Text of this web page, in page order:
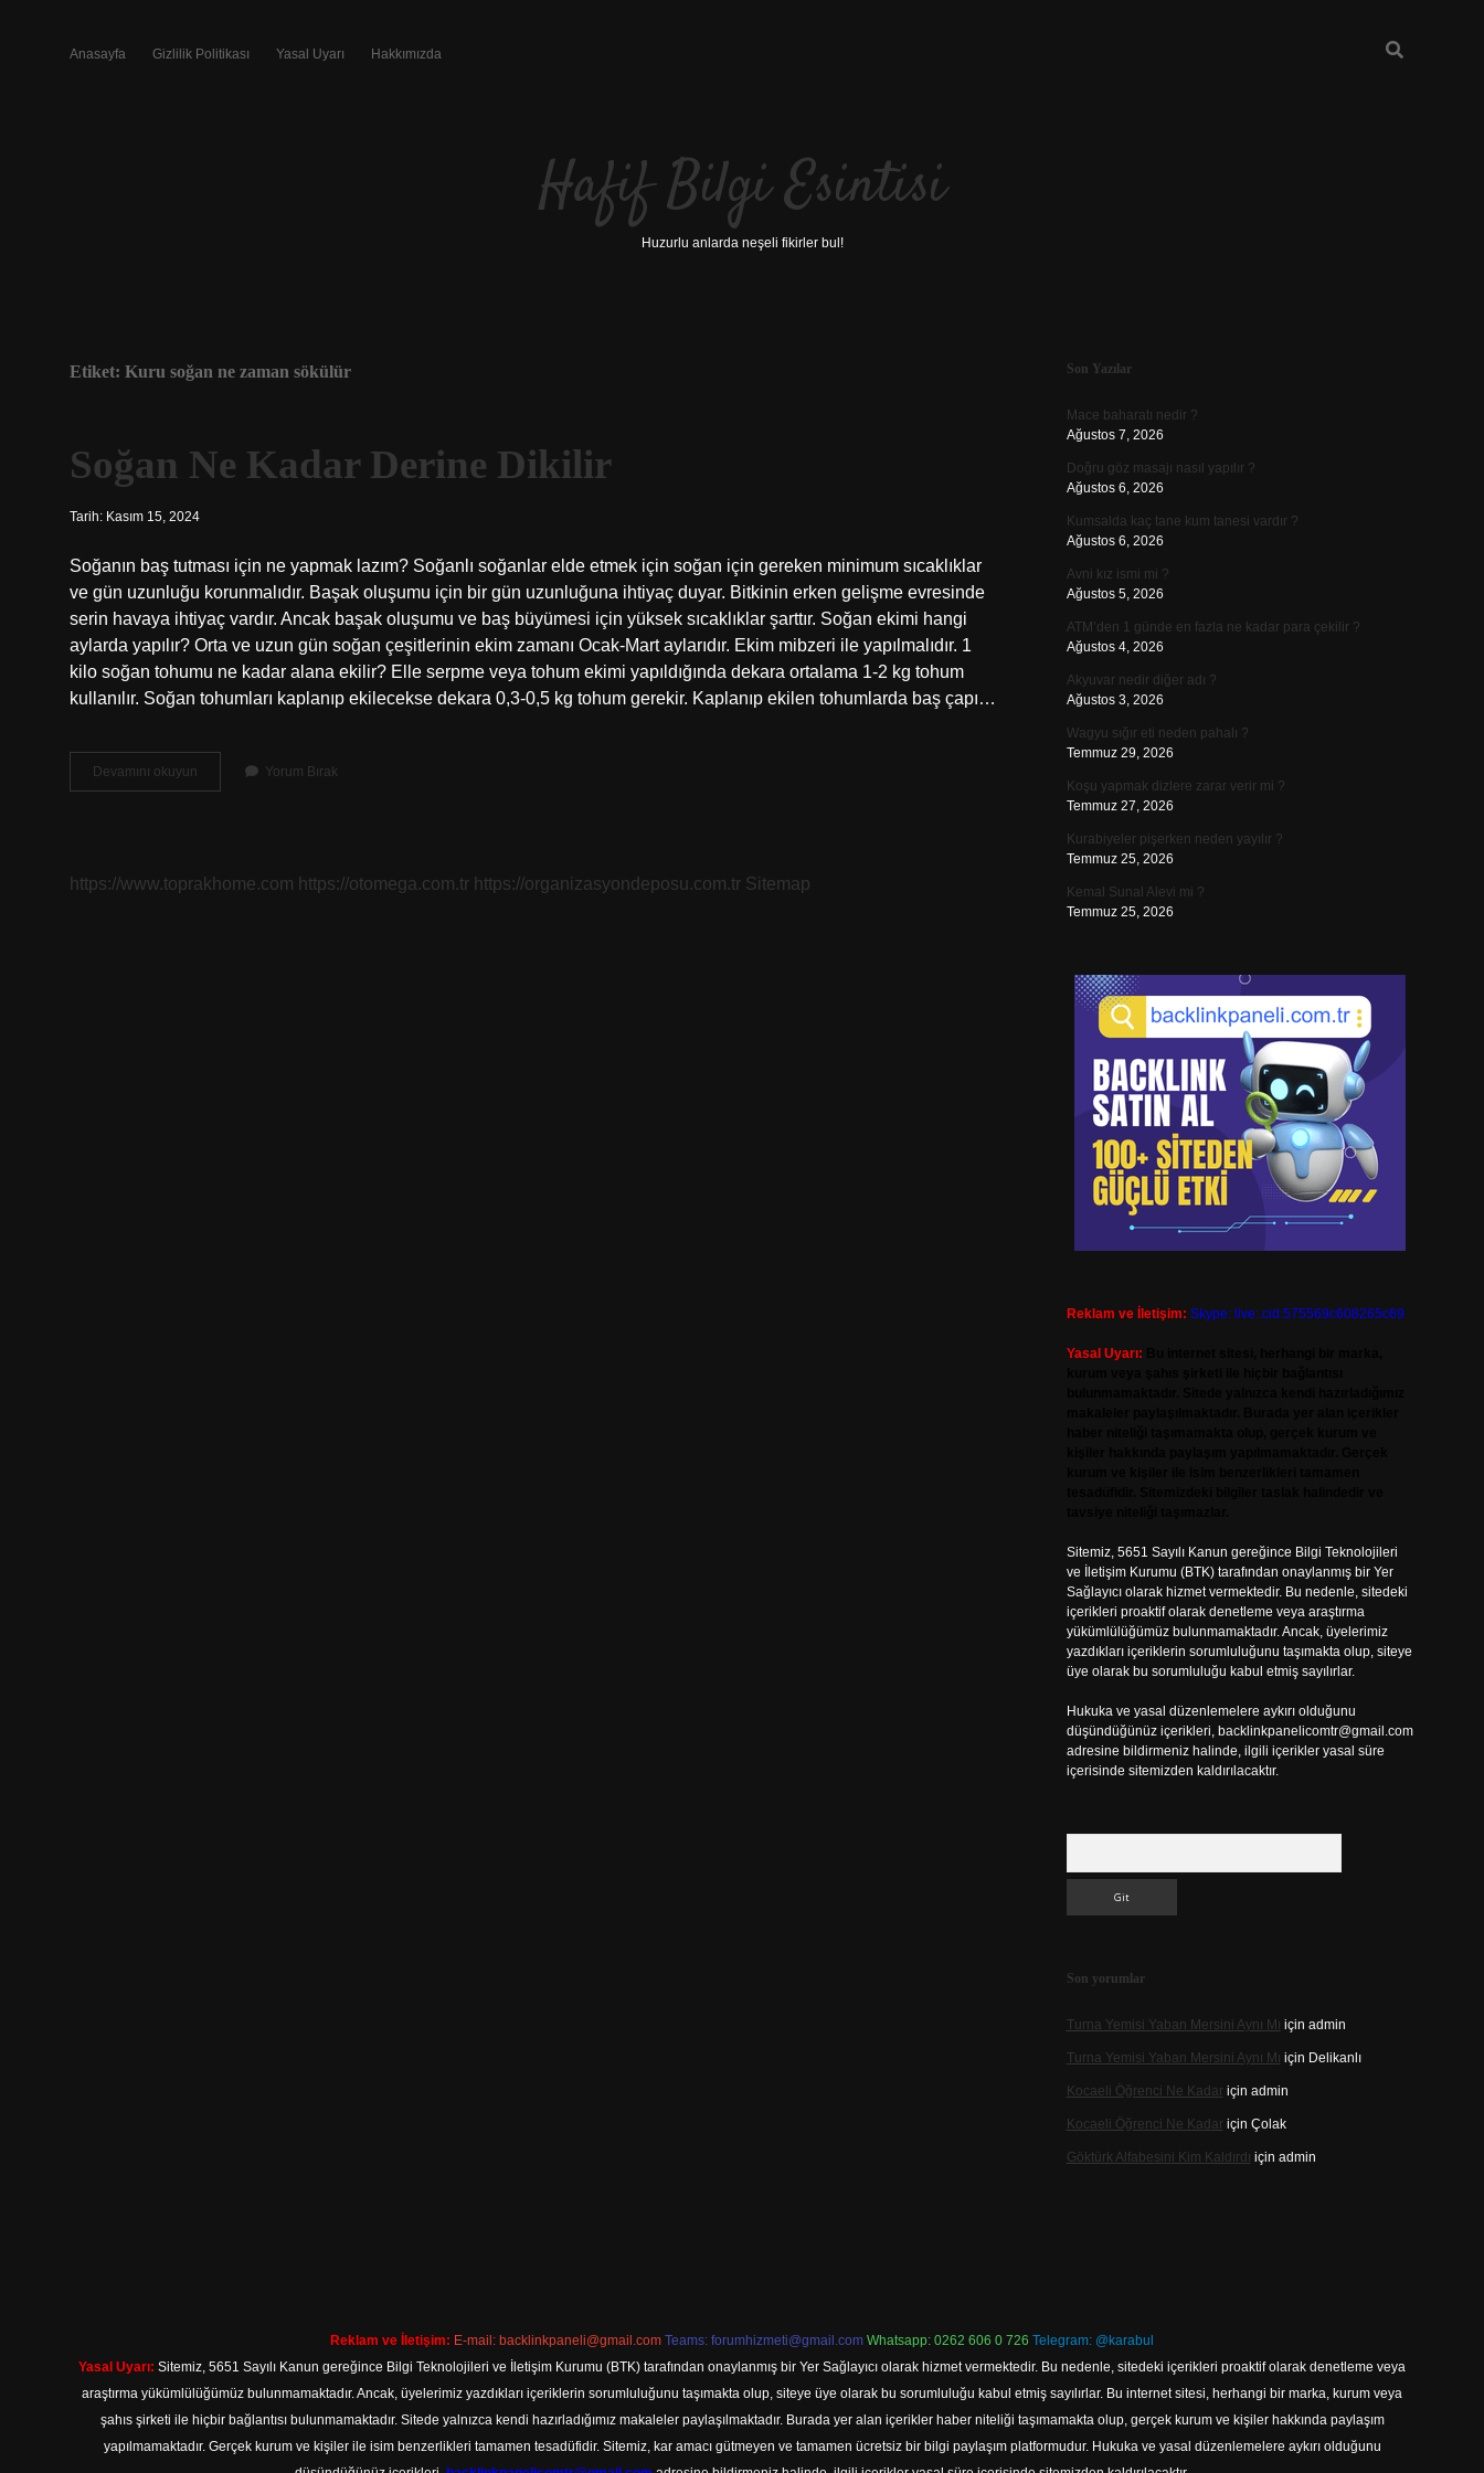
Anasayfa Gizlilik Politikası Yasal Uyarı Hakkımızda
Hafif Bilgi Esintisi
Huzurlu anlarda neşeli fikirler bul!
Etiket: Kuru soğan ne zaman sökülür
Soğan Ne Kadar Derine Dikilir
Tarih: Kasım 15, 2024
Soğanın baş tutması için ne yapmak lazım? Soğanlı soğanlar elde etmek için soğan için gereken minimum sıcaklıklar
ve gün uzunluğu korunmalıdır. Başak oluşumu için bir gün uzunluğuna ihtiyaç duyar. Bitkinin erken gelişme evresinde
serin havaya ihtiyaç vardır. Ancak başak oluşumu ve baş büyümesi için yüksek sıcaklıklar şarttır. Soğan ekimi hangi
aylarda yapılır? Orta ve uzun gün soğan çeşitlerinin ekim zamanı Ocak-Mart aylarıdır. Ekim mibzeri ile yapılmalıdır. 1
kilo soğan tohumu ne kadar alana ekilir? Elle serpme veya tohum ekimi yapıldığında dekara ortalama 1-2 kg tohum
kullanılır. Soğan tohumları kaplanıp ekilecekse dekara 0,3-0,5 kg tohum gerekir. Kaplanıp ekilen tohumlarda baş çapı…
Devamını okuyun
Ne
Yorum Bırak
https://www.toprakhome.com https://otomega.com.tr https://organizasyondeposu.com.tr Sitemap
Sidebar
Son Yazılar
Mace baharatı nedir ?
Ağustos 7, 2026
Doğru göz masajı nasıl yapılır ?
Ağustos 6, 2026
Kumsalda kaç tane kum tanesi vardır ?
Ağustos 6, 2026
Avni kız ismi mi ?
Ağustos 5, 2026
ATM’den 1 günde en fazla ne kadar para çekilir ?
Ağustos 4, 2026
Akyuvar nedir diğer adı ?
Ağustos 3, 2026
Wagyu sığır eti neden pahalı ?
Temmuz 29, 2026
Koşu yapmak dizlere zarar verir mi ?
Temmuz 27, 2026
Kurabiyeler pişerken neden yayılır ?
Temmuz 25, 2026
Kemal Sunal Alevi mi ?
Temmuz 25, 2026
Reklam ve İletişim: Skype: live:.cid.575569c608265c69
Yasal Uyarı:
Sitemiz, 5651 Sayılı Kanun gereğince Bilgi Teknolojileri
ve İletişim Kurumu (BTK) tarafından onaylanmış bir Yer
Sağlayıcı olarak hizmet vermektedir. Bu nedenle, sitedeki
içerikleri proaktif olarak denetleme veya araştırma
yükümlülüğümüz bulunmamaktadır. Ancak, üyelerimiz
yazdıkları içeriklerin sorumluluğunu taşımakta olup, siteye
üye olarak bu sorumluluğu kabul etmiş sayılırlar.
Hukuka ve yasal düzenlemelere aykırı olduğunu
düşündüğünüz içerikleri, backlinkpanelicomtr@gmail.com
adresine bildirmeniz halinde, ilgili içerikler yasal süre
içerisinde sitemizden kaldırılacaktır.
Son yorumlar
Turna Yemisi Yaban Mersini Aynı Mı için admin
Turna Yemisi Yaban Mersini Aynı Mı için Delikanlı
Kocaeli Öğrenci Ne Kadariçin admin
Kocaeli Öğrenci Ne Kadariçin Çolak
Göktürk Alfabesini Kim Kaldırdı için admin
Reklam ve İletişim: E-mail: backlinkpaneli@gmail.com Teams: forumhizmeti@gmail.com Whatsapp: 0262 606 0 726 Telegram: @karabul
Yasal Uyarı: Sitemiz, 5651 Sayılı Kanun gereğince Bilgi Teknolojileri ve İletişim Kurumu (BTK) tarafından onaylanmış bir Yer Sağlayıcı olarak hizmet vermektedir. Bu nedenle, sitedeki içerikleri proaktif olarak denetleme veya
araştırma yükümlülüğümüz bulunmamaktadır. Ancak, üyelerimiz yazdıkları içeriklerin sorumluluğunu taşımakta olup, siteye üye olarak bu sorumluluğu kabul etmiş sayılırlar. Bu internet sitesi, herhangi bir marka, kurum veya
şahıs şirketi ile hiçbir bağlantısı bulunmamaktadır. Sitede yalnızca kendi hazırladığımız makaleler paylaşılmaktadır. Burada yer alan içerikler haber niteliği taşımamakta olup, gerçek kurum ve kişiler hakkında paylaşım
yapılmamaktadır. Gerçek kurum ve kişiler ile isim benzerlikleri tamamen tesadüfidir. Sitemiz, kar amacı gütmeyen ve tamamen ücretsiz bir bilgi paylaşım platformudur. Hukuka ve yasal düzenlemelere aykırı olduğunu